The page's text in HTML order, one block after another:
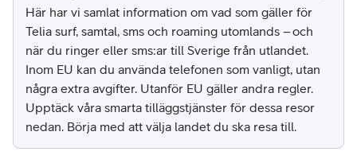
Här har vi samlat information om vad som gäller för
Telia surf, samtal, sms och roaming utomlands – och
när du ringer eller sms:ar till Sverige från utlandet.
Inom EU kan du använda telefonen som vanligt, utan
några extra avgifter. Utanför EU gäller andra regler.
Upptäck våra smarta tilläggstjänster för dessa resor
nedan. Börja med att välja landet du ska resa till.